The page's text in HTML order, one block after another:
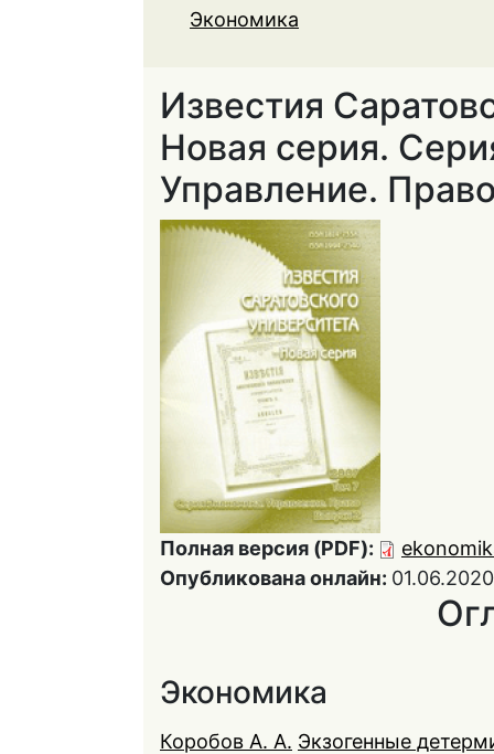
Экономика
Известия
Новая серия.
Управление.
Полная версия (PDF):
Опубликована онлайн: 01.06.2020
Экономика
Коробов А. А. Экзогенные